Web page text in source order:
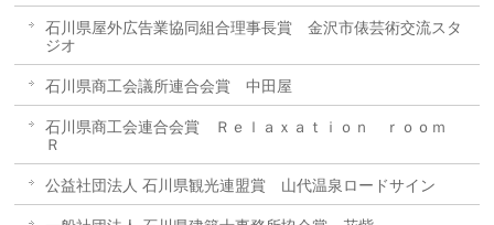
石川県屋外広告業協同組合理事長賞 金沢市俵芸術交流スタ
ジオ
石川県商工会議所連合会賞 中田屋
石川県商工会連合会賞 Ｒｅｌａｘａｔｉｏｎ ｒｏｏｍ
Ｒ
公益社団法人 石川県観光連盟賞 山代温泉ロードサイン